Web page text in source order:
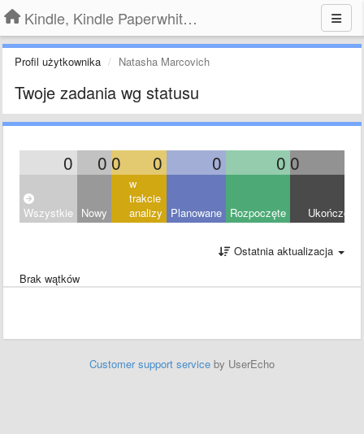
Kindle, Kindle Paperwhite, Kindle Voyage
Profil użytkownika Natasha Marcovich
Twoje zadania wg statusu
0 0 0 0 0 0 0
Wszystkie Nowy
w
trakcie
analizy
Planowane Rozpoczęte Ukończony
Ostatnia aktualizacja
Brak wątków
Customer support service by UserEcho